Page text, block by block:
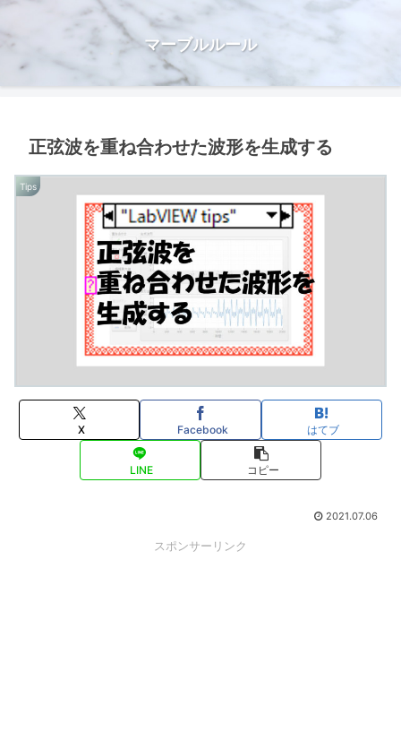
マーブルルール
正弦波を重ね合わせた波形を生成する
Tips
X Facebook はてブ
LINE コピー
2021.07.06
スポンサーリンク